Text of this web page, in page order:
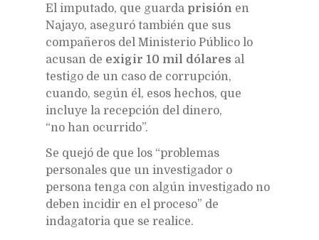
El imputado, que guarda prisión en
Najayo, aseguró también que sus
compañeros del Ministerio Público lo
acusan de exigir 10 mil dólares al
testigo de un caso de corrupción,
cuando, según él, esos hechos, que
incluye la recepción del dinero,
“no han ocurrido”.
Se quejó de que los “problemas
personales que un investigador o
persona tenga con algún investigado no
deben incidir en el proceso” de
indagatoria que se realice.